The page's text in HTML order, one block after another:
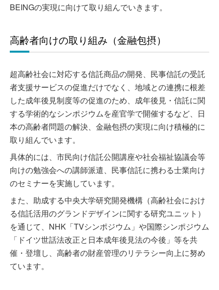
BEINGの実現に向けて取り組んでいきます。
高齢者向けの取り組み（金融包摂）
超高齢社会に対応する信託商品の開発、民事信託の受託
者支援サービスの促進だけでなく、地域との連携に根差
した成年後見制度等の促進のため、成年後見・信託に関
する学術的なシンポジウムを産官学で開催するなど、日
本の高齢者問題の解決、金融包摂の実現に向け積極的に
取り組んでいます。
具体的には、市民向け信託公開講座や社会福祉協議会等
向けの勉強会への講師派遣、民事信託に携わる士業向け
のセミナーを実施しています。
また、助成する中央大学研究開発機構（高齢社会におけ
る信託活用のグランドデザインに関する研究ユニット）
を通じて、NHK「TVシンポジウム」や国際シンポジウム
「ドイツ世話法改正と日本成年後見法の今後」等を共
催・登壇し、高齢者の財産管理のリテラシー向上に努め
ています。